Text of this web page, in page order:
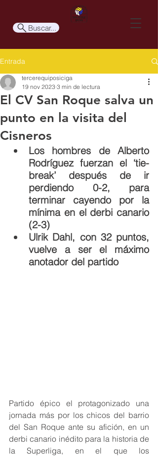
Buscar...
Entrada
El CV San Roque salva un
punto en la visita del
Cisneros
tercerequiposiciga
19 nov 2023 3 min de lectura
Los hombres de Alberto
Rodríguez fuerzan el ‘tie-
break’ después de ir
perdiendo 0-2, para
terminar cayendo por la
mínima en el derbi canario
(2-3)
Ulrik Dahl, con 32 puntos,
vuelve a ser el máximo
anotador del partido
Partido épico el protagonizado una
jornada más por los chicos del barrio
del San Roque ante su afición, en un
derbi canario inédito para la historia de
la Superliga, en el que los